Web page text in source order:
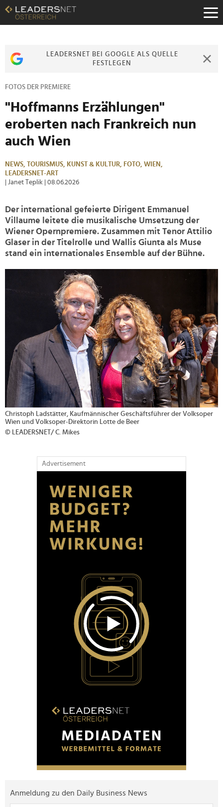
Zum
Inhalt
Zur
Zur
LEADERSNET BEI GOOGLE ALS QUELLE
FESTLEGEN
FOTOS DER PREMIERE
"Hoffmanns Erzählungen"
eroberten nach Frankreich nun
auch Wien
NEWS, TOURISMUS, KUNST & KULTUR, FOTO, WIEN,
LEADERSNET-ART
| Janet Teplik
| 08.06.2026
Der international gefeierte Dirigent Emmanuel
Villaume leitete die musikalische Umsetzung der
Wiener Opernpremiere. Zusammen mit Tenor Attilio
Glaser in der Titelrolle und Wallis Giunta als Muse
stand ein internationales Ensemble auf der Bühne.
Christoph Ladstätter, Kaufmännischer Geschäftsführer der Volksoper
Wien und Volksoper-Direktorin Lotte de Beer
© LEADERSNET/ C. Mikes
Advertisement
Anmeldung zu den Daily Business News